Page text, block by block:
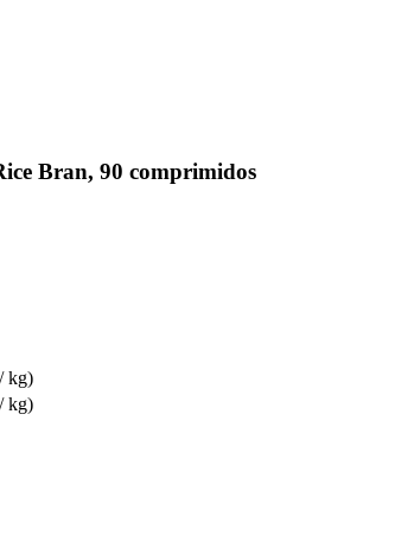
Bran, 90 comprimidos
kg)
kg)